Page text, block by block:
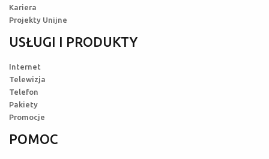
Kariera
Projekty Unijne
USŁUGI I PRODUKTY
Internet
Telewizja
Telefon
Pakiety
Promocje
POMOC